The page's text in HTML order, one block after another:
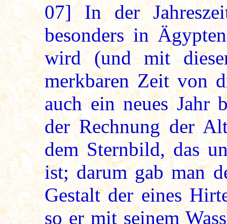
07] In der
besonders in
wird (und mit
merkbaren Zeit von
auch ein neues Jahr
der Rechnung der
dem Sternbild, das
ist; darum gab man
Gestalt der eines
so er mit seinem